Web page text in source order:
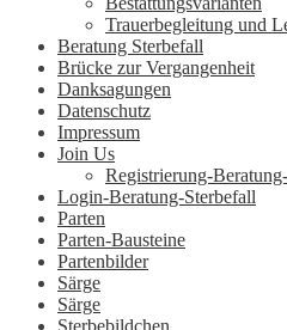
Trauerbegleitung und
Beratung Sterbefall
Brücke zur Vergangenheit
Danksagungen
Datenschutz
Impressum
Join Us
Registrierung-
Login-Beratung-Sterbefall
Parten
Parten-Bausteine
Partenbilder
Särge
Särge
Sterbebildchen